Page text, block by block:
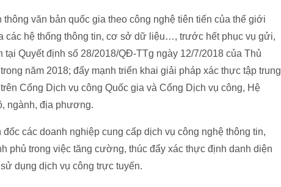
văn bản quốc gia theo công nghệ tiên tiến của thế giới
các hệ thống thông tin, cơ sở dữ liệu…, trước hết phục vụ gửi,
Quyết định số 28/2018/QĐ-TTg ngày 12/7/2018 của Thủ
năm 2018; đẩy mạnh triển khai giải pháp xác thực tập trung
Cổng Dịch vụ công Quốc gia và Cổng Dịch vụ công, Hệ
ngành, địa phương.
các doanh nghiệp cung cấp dịch vụ công nghệ thông tin,
phủ trong việc tăng cường, thúc đẩy xác thực định danh diện
dụng dịch vụ công trực tuyến.